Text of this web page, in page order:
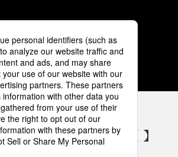
2 3 4 5
クの電気設備 SNSアカウント